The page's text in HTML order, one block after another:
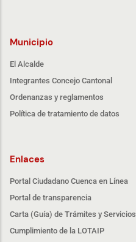
Municipio
El Alcalde
Integrantes Concejo Cantonal
Ordenanzas y reglamentos
Política de tratamiento de datos
Enlaces
Portal Ciudadano Cuenca en Línea
Portal de transparencia
Carta (Guía) de Trámites y Servicios
Cumplimiento de la LOTAIP